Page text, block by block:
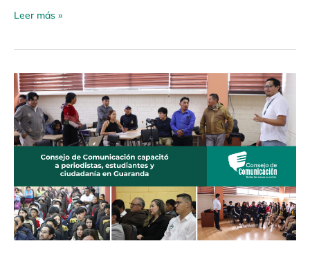
Leer más »
Capacitamos
a
periodistas,
estudiantes
y
ciudadanía
Guaranda